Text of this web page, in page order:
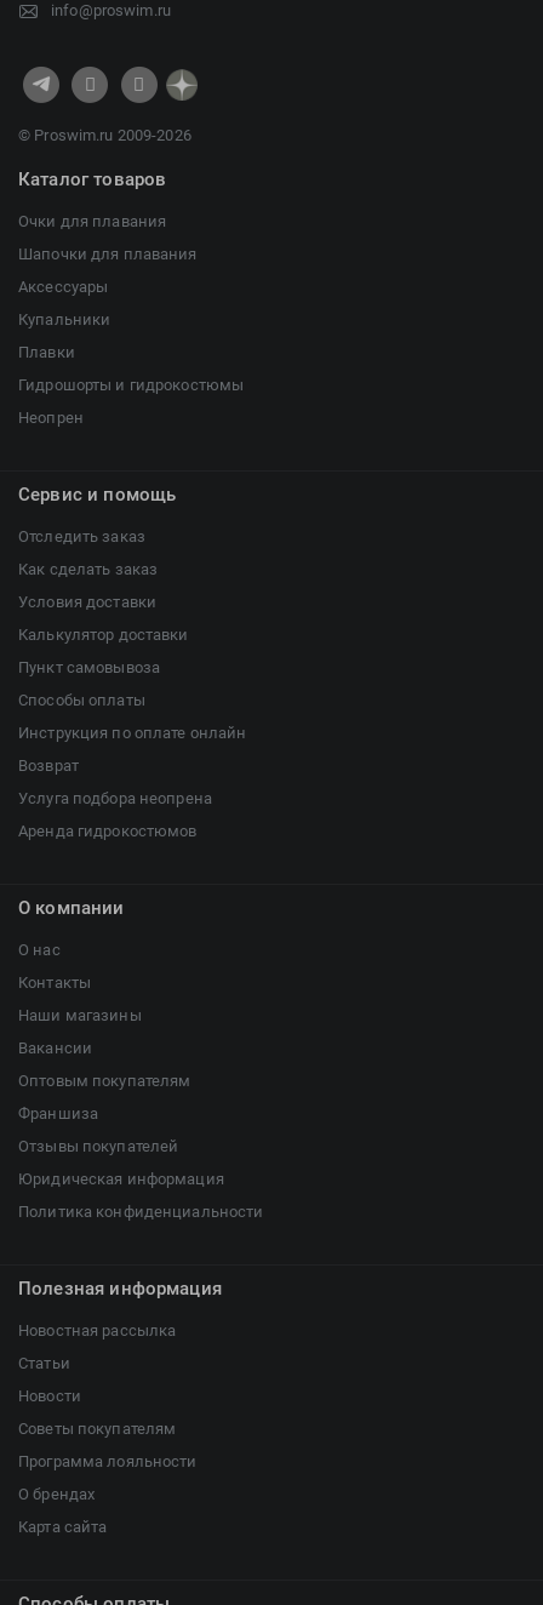
info@proswim.ru
© Proswim.ru 2009-2026
Каталог товаров
Очки для плавания
Шапочки для плавания
Аксессуары
Купальники
Плавки
Гидрошорты и гидрокостюмы
Неопрен
Сервис и помощь
Отследить заказ
Как сделать заказ
Условия доставки
Калькулятор доставки
Пункт самовывоза
Способы оплаты
Инструкция по оплате онлайн
Возврат
Услуга подбора неопрена
Аренда гидрокостюмов
О компании
О нас
Контакты
Наши магазины
Вакансии
Оптовым покупателям
Франшиза
Отзывы покупателей
Юридическая информация
Политика конфиденциальности
Полезная информация
Новостная рассылка
Статьи
Новости
Советы покупателям
Программа лояльности
О брендах
Карта сайта